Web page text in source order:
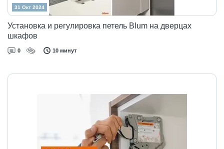
31 Окт 2024
Установка и регулировка петель Blum на дверцах
шкафов
0 10 минут